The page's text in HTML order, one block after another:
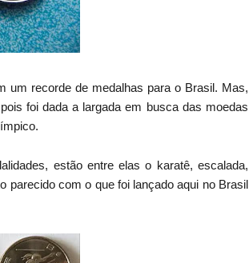
um recorde de medalhas para o Brasil. Mas,
foi dada a largada em busca das moedas
estão entre elas o karatê, escalada,
parecido com o que foi lançado aqui no Brasil